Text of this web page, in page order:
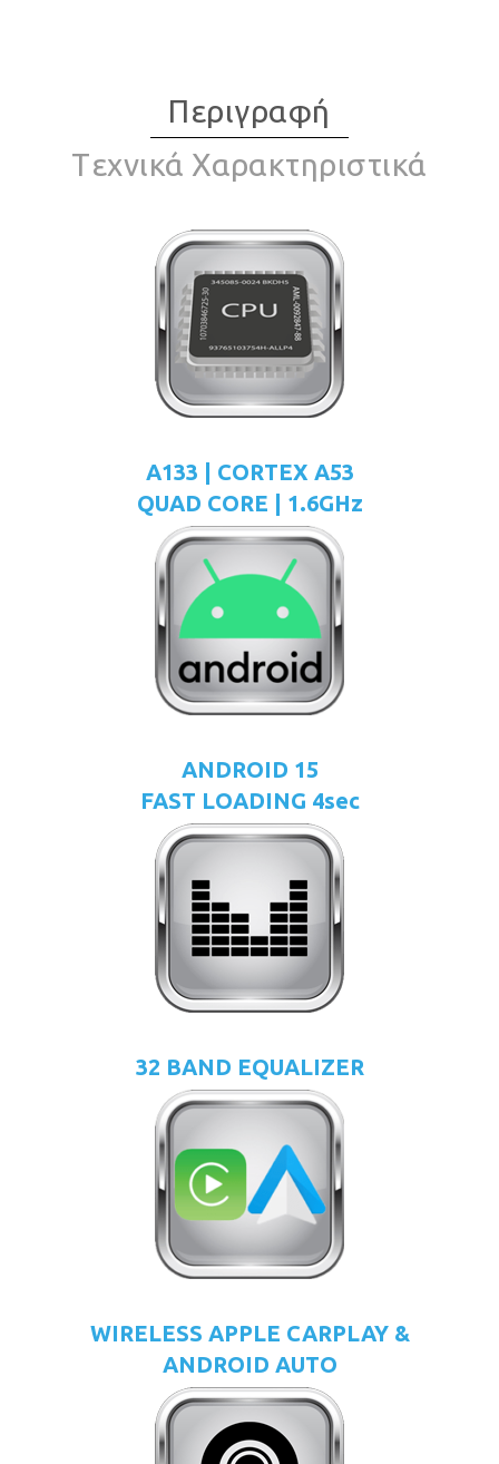
Περιγραφή
Tεχνικά Χαρακτηριστικά
A133 | CORTEX A53
QUAD CORE | 1.6GHz
ANDROID 15
FAST LOADING 4sec
32 BAND EQUALIZER
WIRELESS APPLE CARPLAY &
ANDROID AUTO